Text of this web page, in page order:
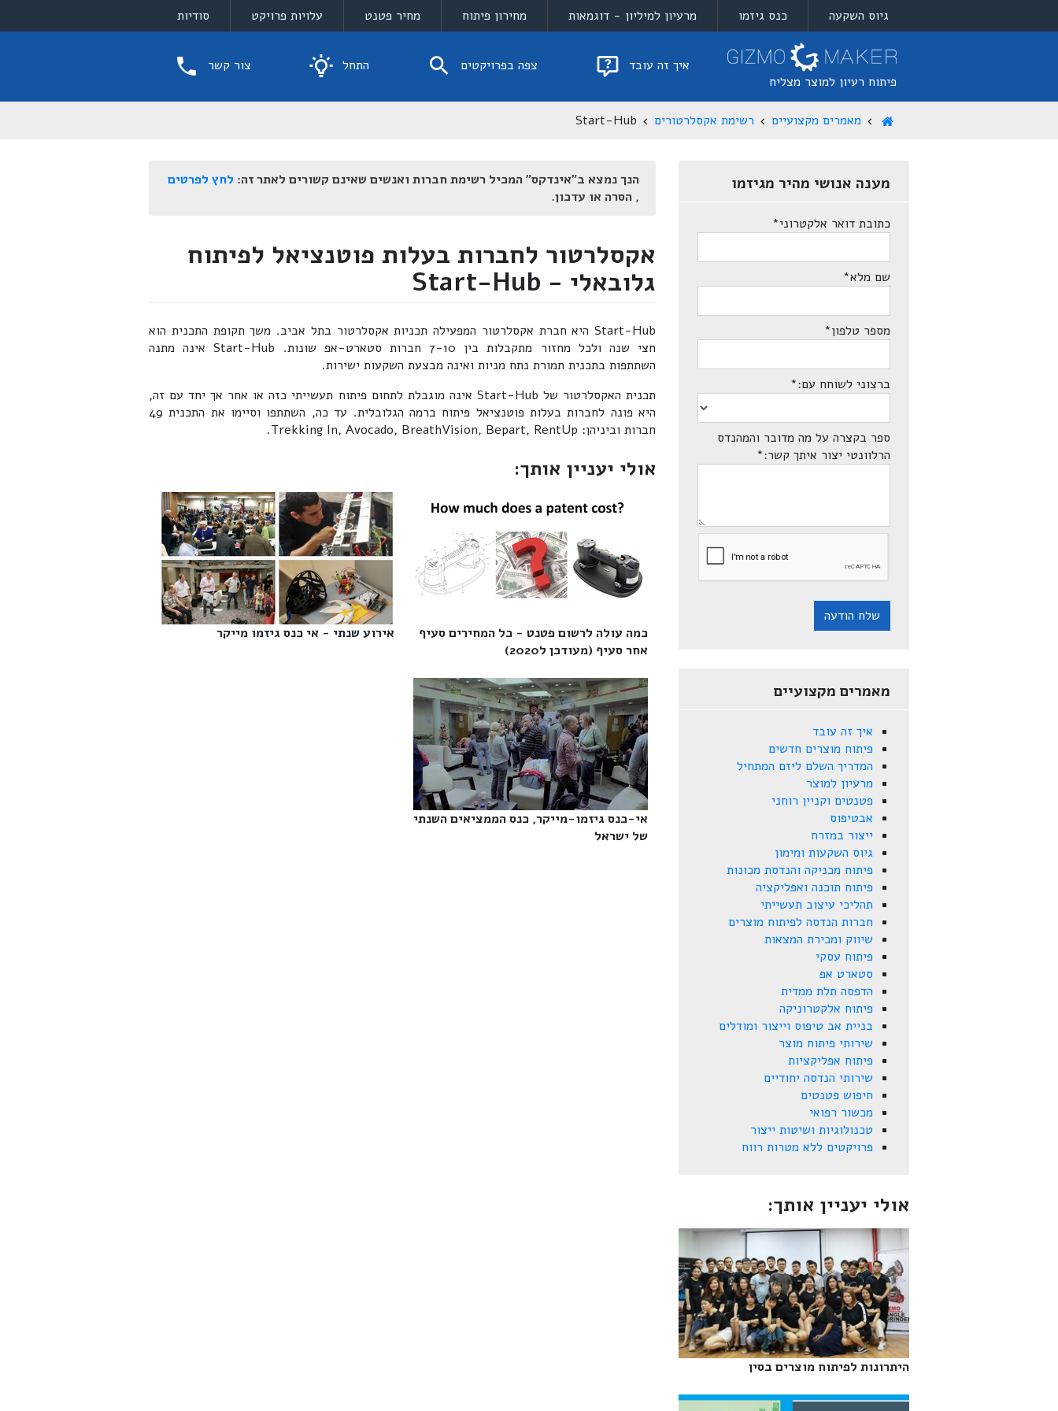
גיוס השקעה כנס גיזמו מרעיון למיליון - דוגמאות מחירון פיתוח מחיר פטנט עלויות פרויקט סודיות
פיתוח רעיון למוצר מצליח
איך זה עובד צפה בפרויקטים התחל צור קשר
מאמרים מקצועיים רשימת אקסלרטורים Start-Hub
הנך נמצא ב"אינדקס" המכיל רשימת חברות ואנשים שאינם קשורים לאתר זה: לחץ לפרטים
, הסרה או עדכון.
אקסלרטור לחברות בעלות פוטנציאל לפיתוח
גלובאלי - Start-Hub
Start-Hub היא חברת אקסלרטור המפעילה תכניות אקסלרטור בתל אביב. משך תקופת התכנית הוא
חצי שנה ולכל מחזור מתקבלות בין 7-10 חברות סטארט-אפ שונות. Start-Hub אינה מתנה
השתתפות בתכנית תמורת נתח מניות ואינה מבצעת השקעות ישירות.
תכנית האקסלרטור של Start-Hub אינה מוגבלת לתחום פיתוח תעשייתי כזה או אחר אך יחד עם זה,
היא פונה לחברות בעלות פוטנציאל פיתוח ברמה הגלובלית. עד כה, השתתפו וסיימו את התכנית 49
חברות וביניהן: Trekking In, Avocado, BreathVision, Bepart, RentUp.
אולי יעניין אותך:
כמה עולה לרשום פטנט - כל המחירים סעיף
אחר סעיף (מעודכן ל2020)‎
אירוע שנתי - אי כנס גיזמו מייקר‎
אי-כנס גיזמו-מייקר, כנס הממציאים השנתי
של ישראל‎
מענה אנושי מהיר מגיזמו
כתובת דואר אלקטרוני*
שם מלא*
מספר טלפון*
ברצוני לשוחח עם:*
ספר בקצרה על מה מדובר והמהנדס
הרלוונטי יצור איתך קשר:*
שלח הודעה
מאמרים מקצועיים
איך זה עובד
פיתוח מוצרים חדשים
המדריך השלם ליזם המתחיל
מרעיון למוצר
פטנטים וקניין רוחני
אבטיפוס
ייצור במזרח
גיוס השקעות ומימון
פיתוח מכניקה והנדסת מכונות
פיתוח תוכנה ואפליקציה
תהליכי עיצוב תעשייתי
חברות הנדסה לפיתוח מוצרים
שיווק ומכירת המצאות
פיתוח עסקי
סטארט אפ
הדפסה תלת ממדית
פיתוח אלקטרוניקה
בניית אב טיפוס וייצור ומודלים
שירותי פיתוח מוצר
פיתוח אפליקציות
שירותי הנדסה יחודיים
חיפוש פטנטים
מכשור רפואי
טכנולוגיות ושיטות ייצור
פרויקטים ללא מטרות רווח
אולי יעניין אותך:
היתרונות לפיתוח מוצרים בסין‎